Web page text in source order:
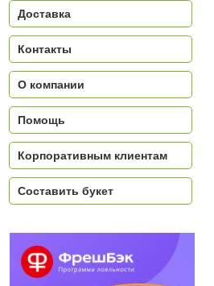
Доставка
Контакты
О компании
Помощь
Корпоративным клиентам
Составить букет